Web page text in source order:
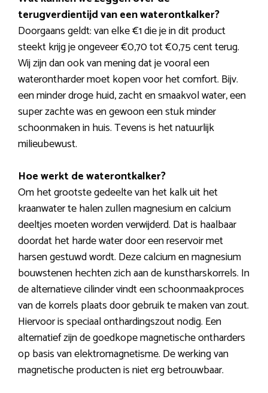
terugverdientijd van een waterontkalker?
Doorgaans geldt: van elke €1 die je in dit product
steekt krijg je ongeveer €0,70 tot €0,75 cent terug.
Wij zijn dan ook van mening dat je vooral een
waterontharder moet kopen voor het comfort. Bijv.
een minder droge huid, zacht en smaakvol water, een
super zachte was en gewoon een stuk minder
schoonmaken in huis. Tevens is het natuurlijk
milieubewust.
Hoe werkt de waterontkalker?
Om het grootste gedeelte van het kalk uit het
kraanwater te halen zullen magnesium en calcium
deeltjes moeten worden verwijderd. Dat is haalbaar
doordat het harde water door een reservoir met
harsen gestuwd wordt. Deze calcium en magnesium
bouwstenen hechten zich aan de kunstharskorrels. In
de alternatieve cilinder vindt een schoonmaakproces
van de korrels plaats door gebruik te maken van zout.
Hiervoor is speciaal onthardingszout nodig. Een
alternatief zijn de goedkope magnetische ontharders
op basis van elektromagnetisme. De werking van
magnetische producten is niet erg betrouwbaar.